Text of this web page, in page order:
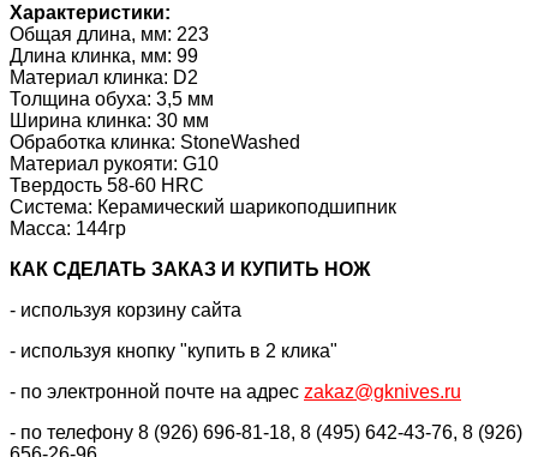
Характеристики:
Общая длина, мм: 223
Длина клинка, мм: 99
Материал клинка: D2
Толщина обуха: 3,5 мм
Ширина клинка: 30 мм
Обработка клинка: StoneWashed
Материал рукояти: G10
Твердость 58-60 HRC
Система: Керамический шарикоподшипник
Масса: 144гр
КАК CДЕЛАТЬ ЗАКАЗ И КУПИТЬ НОЖ
- используя корзину сайта
- используя кнопку "купить в 2 клика"
- по электронной почте на адрес zakaz@gknives.ru
- по телефону 8 (926) 696-81-18, 8 (495) 642-43-76, 8 (926)